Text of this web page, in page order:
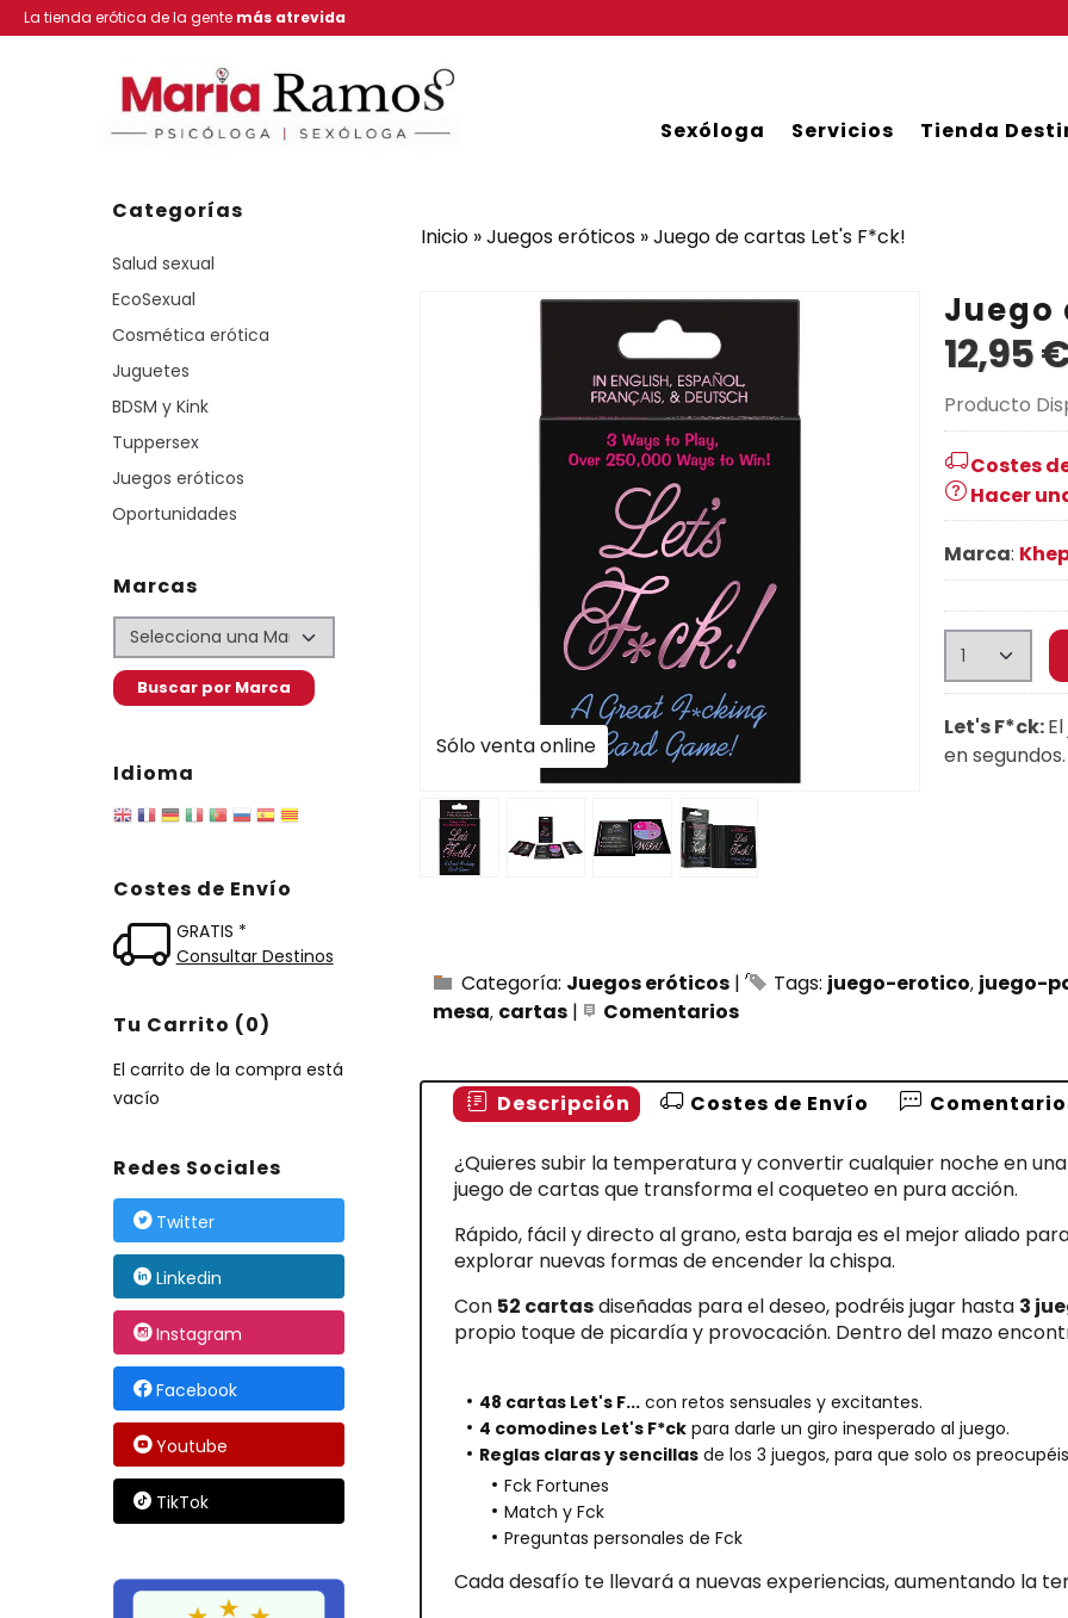
La tienda erótica de la gente más atrevida
Sexóloga Servicios Tienda
Categorías
Salud sexual
EcoSexual
Cosmética erótica
Juguetes
BDSM y Kink
Tuppersex
Juegos eróticos
Oportunidades
Marcas
Idioma
Costes de Envío
GRATIS *
Consultar Destinos
Tu Carrito (0)
El carrito de la compra está
vacío
Redes Sociales
Twitter
Linkedin
Instagram
Facebook
Youtube
TikTok
Inicio »Juegos eróticos »Juego de cartas Let's F*ck!
Sólo venta online
Juego
12,95
Producto
Costes
Hacer
Marca:
Let's F*ck:
en segundos.
Categoría: Juegos eróticos | Tags: juego-erotico juego-
mesa cartas | Comentarios
Descripción Costes de Envío
¿Quieres subir la temperatura y convertir cualquier noche en
juego de cartas que transforma el coqueteo en pura acción.
Rápido, fácil y directo al grano, esta baraja es el mejor aliado
explorar nuevas formas de encender la chispa.
Con 52 cartasdiseñadas para el deseo, podréis jugar hasta 3
propio toque de picardía y provocación. Dentro del mazo
48 cartas Let's F... con retos sensuales y excitantes.
4 comodines Let's F*ck para darle un giro inesperado al juego.
Reglas claras y sencillas de los 3 juegos, para que solo os
Fck Fortunes
Match y Fck
Preguntas personales de Fck
Cada desafío te llevará a nuevas experiencias, aumentando la